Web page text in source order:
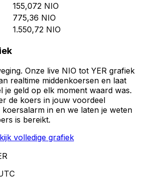
155,072 NIO
775,36 NIO
1.550,72 NIO
Onze live NIO tot YER grafiek
realtime middenkoersen en laat
je geld op elk moment waard was.
de koers in jouw voordeel
in en we laten je weten
is bereikt.
volledige grafiek